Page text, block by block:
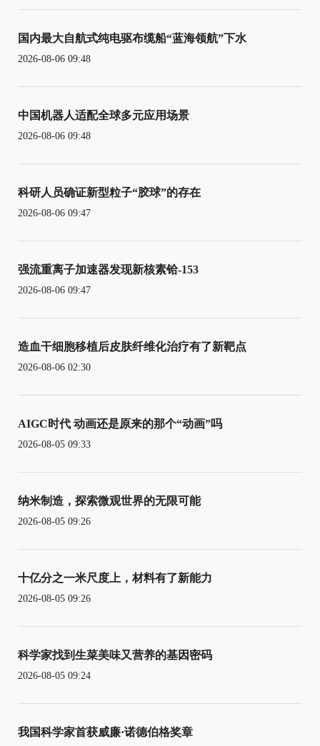
国内最大自航式纯电驱布缆船“蓝海领航”下水
2026-08-06 09:48
中国机器人适配全球多元应用场景
2026-08-06 09:48
科研人员确证新型粒子“胶球”的存在
2026-08-06 09:47
强流重离子加速器发现新核素铪-153
2026-08-06 09:47
造血干细胞移植后皮肤纤维化治疗有了新靶点
2026-08-06 02:30
AIGC时代 动画还是原来的那个“动画”吗
2026-08-05 09:33
纳米制造，探索微观世界的无限可能
2026-08-05 09:26
十亿分之一米尺度上，材料有了新能力
2026-08-05 09:26
科学家找到生菜美味又营养的基因密码
2026-08-05 09:24
我国科学家首获威廉·诺德伯格奖章